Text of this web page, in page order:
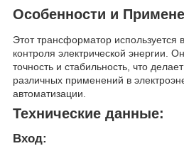
Особенности и
Этот трансформатор используется
контроля электрической энергии.
точность и стабильность, что
различных применений в
автоматизации.
Технические данные:
Вход: